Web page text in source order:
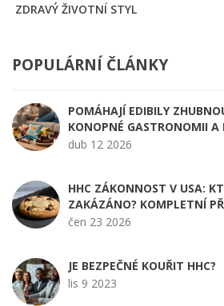
ZDRAVÝ ŽIVOTNÍ STYL
POPULÁRNÍ ČLÁNKY
POMÁHAJÍ EDIBILY
KONOPNÉ GASTRONOMII
dub 12 2026
HHC ZÁKONNOST V USA:
ZAKÁZÁNO? KOMPLETNÍ
čen 23 2026
JE BEZPEČNÉ KOUŘIT HHC?
lis 9 2023